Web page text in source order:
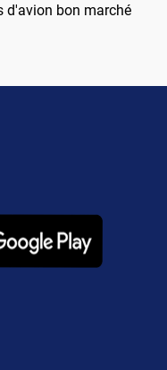
d'avion bon marché